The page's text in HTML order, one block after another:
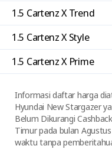
1.5 Cartenz X Trend
1.5 Cartenz X Style
1.5 Cartenz X Prime
Informasi daftar harga
Hyundai New Stargazer
Belum Dikurangi
Timur pada bulan
waktu tanpa